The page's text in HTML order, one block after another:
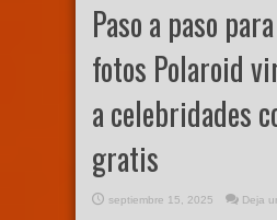
Paso a paso
fotos Polaroid
a celebridades
gratis
septiembre 15, 2025 Deja